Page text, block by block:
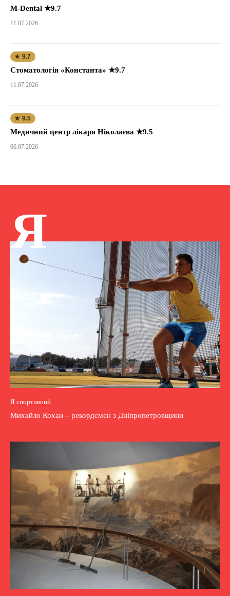
M-Dental ★9.7
11.07.2026
★ 9.7
Стоматологія «Константа» ★9.7
11.07.2026
★ 9.5
Медичний центр лікаря Ніколаєва ★9.5
06.07.2026
Я
Я спортивний
Михайло Кохан – рекордсмен з Дніпропетровщини